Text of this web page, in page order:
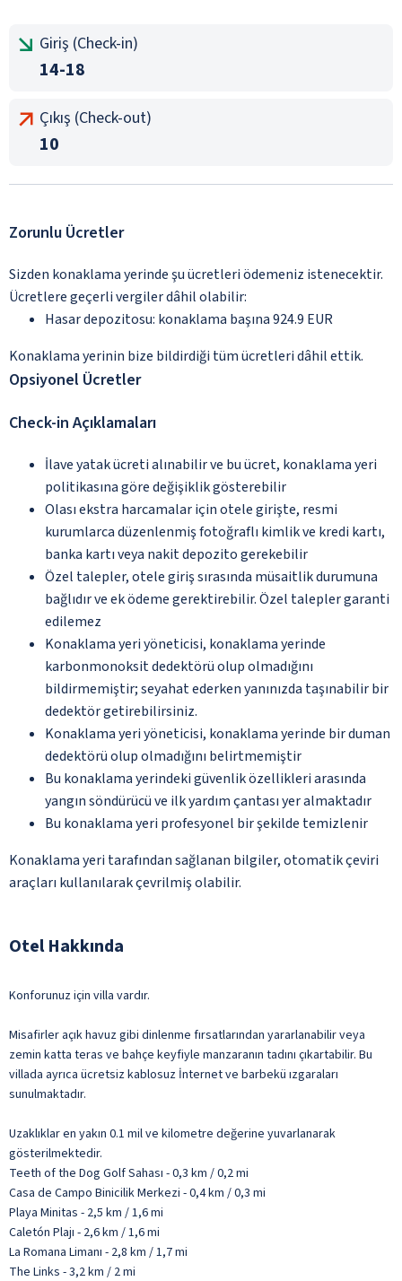
Giriş (Check-in)
14-18
Çıkış (Check-out)
10
Zorunlu Ücretler
Sizden konaklama yerinde şu ücretleri ödemeniz istenecektir.
Ücretlere geçerli vergiler dâhil olabilir:
Hasar depozitosu: konaklama başına 924.9 EUR
Konaklama yerinin bize bildirdiği tüm ücretleri dâhil ettik.
Opsiyonel Ücretler
Check-in Açıklamaları
İlave yatak ücreti alınabilir ve bu ücret, konaklama yeri
politikasına göre değişiklik gösterebilir
Olası ekstra harcamalar için otele girişte, resmi
kurumlarca düzenlenmiş fotoğraflı kimlik ve kredi kartı,
banka kartı veya nakit depozito gerekebilir
Özel talepler, otele giriş sırasında müsaitlik durumuna
bağlıdır ve ek ödeme gerektirebilir. Özel talepler garanti
edilemez
Konaklama yeri yöneticisi, konaklama yerinde
karbonmonoksit dedektörü olup olmadığını
bildirmemiştir; seyahat ederken yanınızda taşınabilir bir
dedektör getirebilirsiniz.
Konaklama yeri yöneticisi, konaklama yerinde bir duman
dedektörü olup olmadığını belirtmemiştir
Bu konaklama yerindeki güvenlik özellikleri arasında
yangın söndürücü ve ilk yardım çantası yer almaktadır
Bu konaklama yeri profesyonel bir şekilde temizlenir
Konaklama yeri tarafından sağlanan bilgiler, otomatik çeviri
araçları kullanılarak çevrilmiş olabilir.
Otel Hakkında
Konforunuz için villa vardır.
Misafirler açık havuz gibi dinlenme fırsatlarından yararlanabilir veya
zemin katta teras ve bahçe keyfiyle manzaranın tadını çıkartabilir. Bu
villada ayrıca ücretsiz kablosuz İnternet ve barbekü ızgaraları
sunulmaktadır.
Uzaklıklar en yakın 0.1 mil ve kilometre değerine yuvarlanarak
gösterilmektedir.
Teeth of the Dog Golf Sahası - 0,3 km / 0,2 mi
Casa de Campo Binicilik Merkezi - 0,4 km / 0,3 mi
Playa Minitas - 2,5 km / 1,6 mi
Caletón Plajı - 2,6 km / 1,6 mi
La Romana Limanı - 2,8 km / 1,7 mi
The Links - 3,2 km / 2 mi